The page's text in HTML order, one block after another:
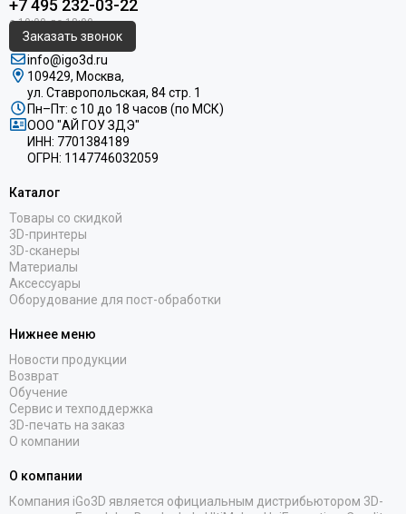
+7 495 232-03-22
Заказать звонок
info@igo3d.ru
109429, Москва,
ул. Ставропольская, 84 стр. 1
Пн–Пт: с 10 до 18 часов (по МСК)
ООО "АЙ ГОУ ЗДЭ"
ИНН: 7701384189
ОГРН: 1147746032059
Каталог
Товары со скидкой
3D-принтеры
3D-сканеры
Материалы
Аксессуары
Оборудование для пост-обработки
Нижнее меню
Новости продукции
Возврат
Обучение
Сервис и техподдержка
3D-печать на заказ
О компании
О компании
Компания iGo3D является официальным дистрибьютором 3D-